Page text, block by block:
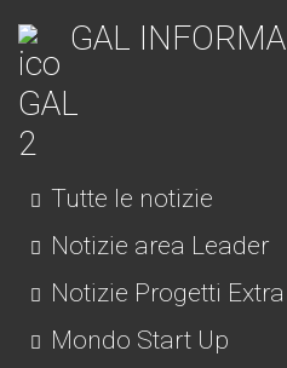
GAL INFORMA
Tutte le notizie
Notizie area Leader
Notizie Progetti Extra
Mondo Start Up